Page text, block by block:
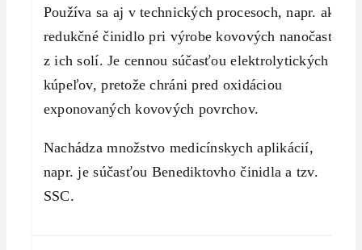
Používa sa aj v technických procesoch, napr. ako
redukčné činidlo pri výrobe kovových nanočastíc
z ich solí. Je cennou súčasťou elektrolytických
kúpeľov, pretože chráni pred oxidáciou
exponovaných kovových povrchov.
Nachádza množstvo medicínskych aplikácií,
napr. je súčasťou Benediktovho činidla a tzv.
SSC.